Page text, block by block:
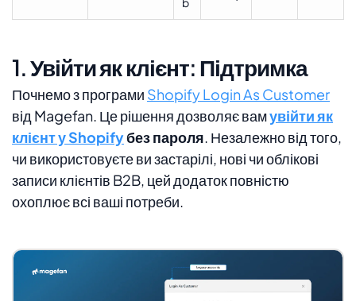
1. Увійти як клієнт: Підтримка
Почнемо з програми Shopify Login As Customer
від Magefan. Це рішення дозволяє вамувійти як
клієнт у Shopifyбез пароля. Незалежно від того,
чи використовуєте ви застарілі, нові чи облікові
записи клієнтів B2B, цей додаток повністю
охоплює всі ваші потреби.